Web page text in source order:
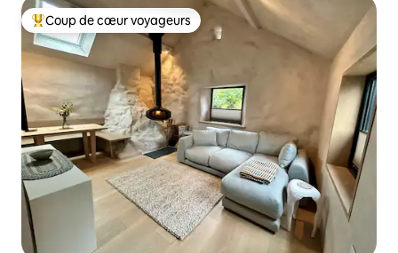
Coup de cœur voyageurs parmi les plus aimés
Coup de cœur voyageurs